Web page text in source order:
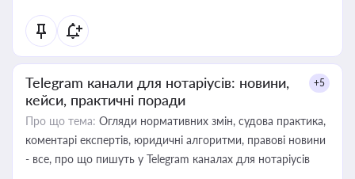
Telegram канали для нотаріусів: новини,
кейси, практичні поради
+5
Про що тема: Огляди нормативних змін, судова практика,
коментарі експертів, юридичні алгоритми, правові новини
- все, про що пишуть у Telegram каналах для нотаріусів